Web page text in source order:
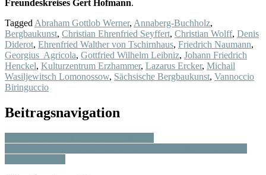
Freundeskreises Gert Hofmann.
Tagged Abraham Gottlob Werner, Annaberg-Buchholz,
Bergbaukunst, Christian Ehrenfried Seyffert, Christian Wolff, Denis
Diderot, Ehrenfried Walther von Tschirnhaus, Friedrich Naumann,
Georgius Agricola, Gottfried Wilhelm Leibniz, Johann Friedrich
Henckel, Kulturzentrum Erzhammer, Lazarus Ercker, Michail
Wasiljewitsch Lomonossow, Sächsische Bergbaukunst, Vannoccio
Biringuccio
Beitragsnavigation